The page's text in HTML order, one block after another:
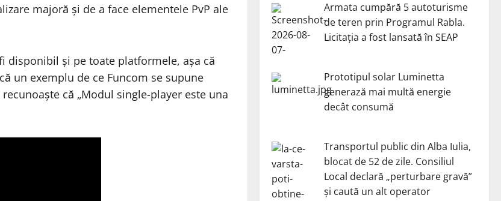
majoră și de a face elementele PvP ale
disponibil și pe toate platformele, așa că
un exemplu de ce Funcom se supune
că „Modul single-player este una
Armata cumpără 5 autoturisme
de teren prin Programul Rabla.
Licitația a fost lansată în SEAP
Prototipul solar Luminetta
generază mai multă energie
decât consumă
Transportul public din Alba Iulia,
blocat de 52 de zile. Consiliul
Local declară „perturbare gravă”
și caută un alt operator